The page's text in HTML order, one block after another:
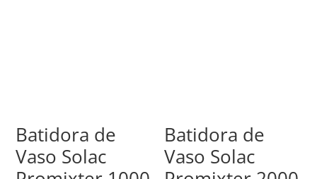
Batidora de
Vaso Solac
Batidora de
Vaso Solac